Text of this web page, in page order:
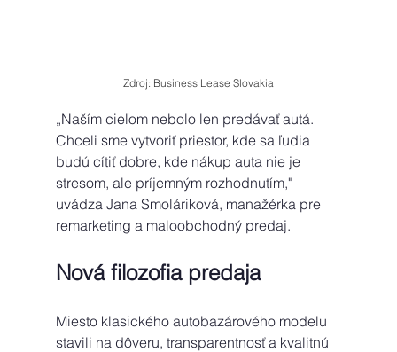
Zdroj: Business Lease Slovakia
„Naším cieľom nebolo len predávať autá.
Chceli sme vytvoriť priestor, kde sa ľudia
budú cítiť dobre, kde nákup auta nie je
stresom, ale príjemným rozhodnutím,"
uvádza Jana Smoláriková, manažérka pre
remarketing a maloobchodný predaj.
Nová filozofia predaja
Miesto klasického autobazárového modelu
stavili na dôveru, transparentnosť a kvalitnú